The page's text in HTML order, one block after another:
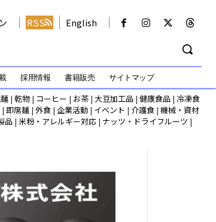
RSS English
採用情報 書籍販売 サイトマップ
| 乾物 | コーヒー | お茶 | 大豆加工品 | 健康食品 | 冷凍食
| 即席麺 | 外食 | 企業活動 | イベント | 介護食 | 機械・資材
品 | 米粉・アレルギー対応 | ナッツ・ドライフルーツ |